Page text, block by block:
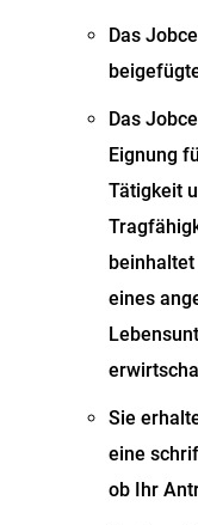
Das
Das
Eignung
Tätigkeit
eines
Sie
eine
ob Ihr